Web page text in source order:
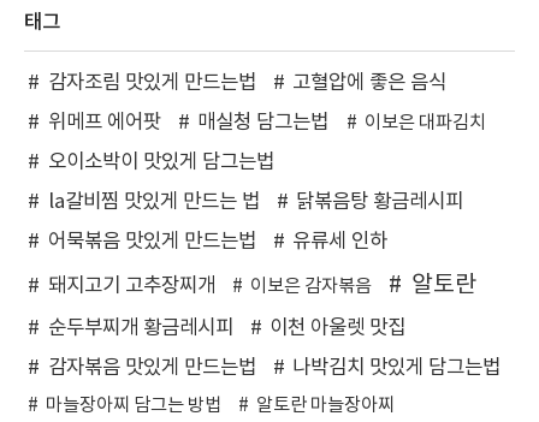
태그
감자조림 맛있게 만드는법
고혈압에 좋은 음식
위메프 에어팟
매실청 담그는법 이보은 대파김치
오이소박이 맛있게 담그는법
la갈비찜 맛있게 만드는 법
닭볶음탕 황금레시피
어묵볶음 맛있게 만드는법
유류세 인하
돼지고기 고추장찌개
이보은 감자볶음 알토란
순두부찌개 황금레시피
이천 아울렛 맛집
감자볶음 맛있게 만드는법
나박김치 맛있게 담그는법
마늘장아찌 담그는 방법 알토란 마늘장아찌